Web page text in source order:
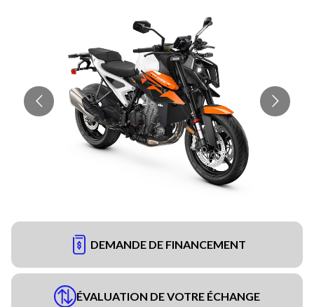
DEMANDE DE FINANCEMENT
ÉVALUATION DE VOTRE ÉCHANGE